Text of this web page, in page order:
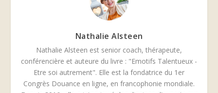
Nathalie Alsteen
Nathalie Alsteen est senior coach, thérapeute,
conférencière et auteure du livre : "Emotifs Talentueux -
Etre soi autrement". Elle est la fondatrice du 1er
Congrès Douance en ligne, en francophonie mondiale.